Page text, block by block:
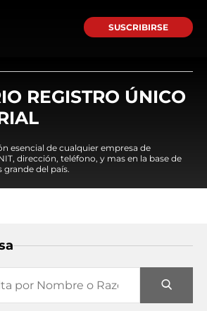
SUSCRIBIRSE
REGISTRO ÚNICO
esencial de cualquier empresa de
dirección, teléfono, y mas en la base de
del país.